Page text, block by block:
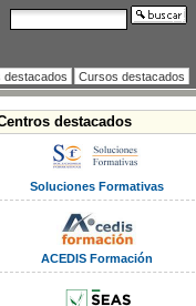
destacados Cursos destacados
destacados
Soluciones Formativas
ACEDIS Formación